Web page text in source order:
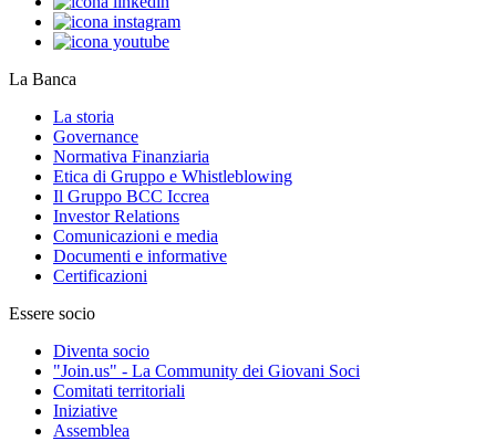
La Banca
La storia
Governance
Normativa Finanziaria
Etica di Gruppo e Whistleblowing
Il Gruppo BCC Iccrea
Investor Relations
Comunicazioni e media
Documenti e informative
Certificazioni
Essere socio
Diventa socio
"Join.us" - La Community dei Giovani Soci
Comitati territoriali
Iniziative
Assemblea